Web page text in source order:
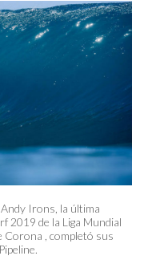
Irons, la última
2019 de la Liga Mundial
Corona , completó sus